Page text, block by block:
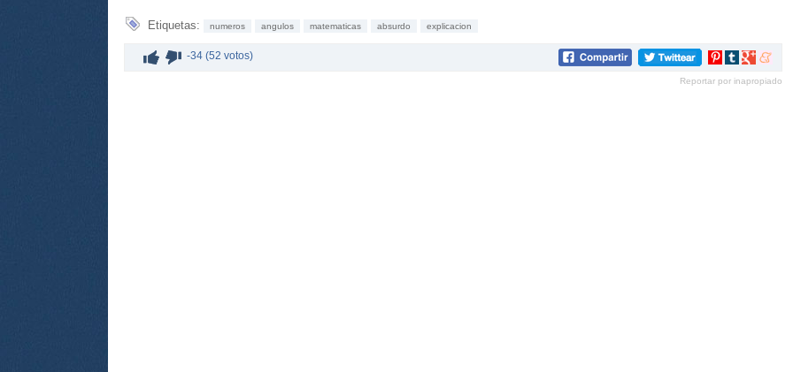
Etiquetas: numeros angulos matematicas absurdo explicacion
-34 (52 votos)
Compartir
Pinterest
Compartir
tumblr
Compartir
Google+
Reportar por inapropiado